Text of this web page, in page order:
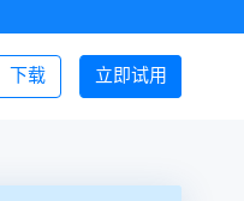
立即试用
下载 登录/注册